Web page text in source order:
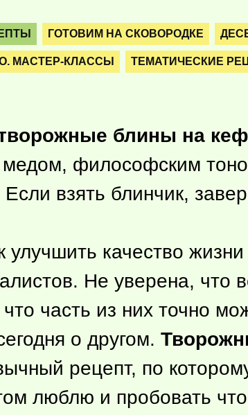
ГОТОВИМ НА СКОВОРОДКЕ
МАСТЕР-КЛАССЫ ТЕМАТИЧЕСКИЕ
блины на
философским
взять блинчик,
качество жизни
Не уверена, что
часть из них точно
о другом.
рецепт, по
люблю и пробовать